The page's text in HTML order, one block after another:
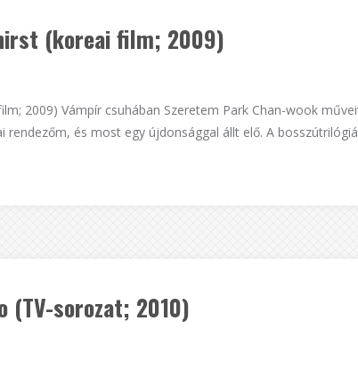
(koreai film; 2009)
2009) Vámpír csuhában Szeretem Park Chan-wook
rendezőm, és most egy újdonsággal állt elő. A
(TV-sorozat; 2010)